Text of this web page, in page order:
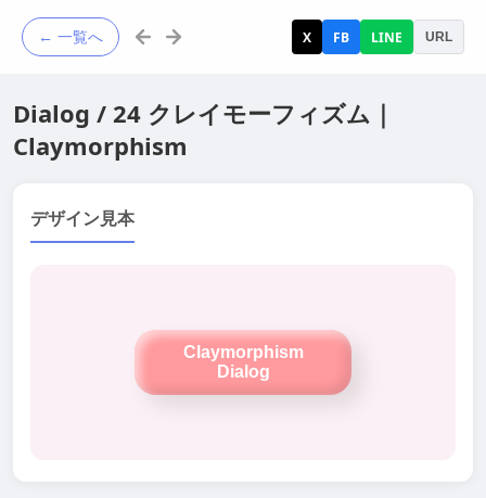
← 一覧へ X FB LINE URL
Dialog / 24 クレイモーフィズム｜
Claymorphism
デザイン見本
Claymorphism
Dialog